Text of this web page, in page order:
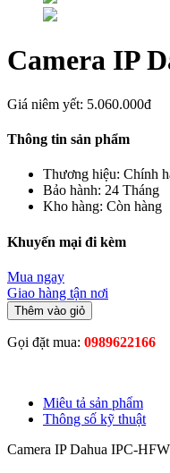
Camera IP
Giá niêm yết: 5.060.000đ
Thông tin sản phẩm
Thương hiệu: Chính
Bảo hành: 24 Tháng
Kho hàng: Còn hàng
Khuyến mại đi kèm
Mua ngay
Giao hàng tận nơi
Thêm vào giỏ
Gọi đặt mua: 0989622166
Miêu tả sản phẩm
Thông số kỹ thuật
Camera IP Dahua IPC-